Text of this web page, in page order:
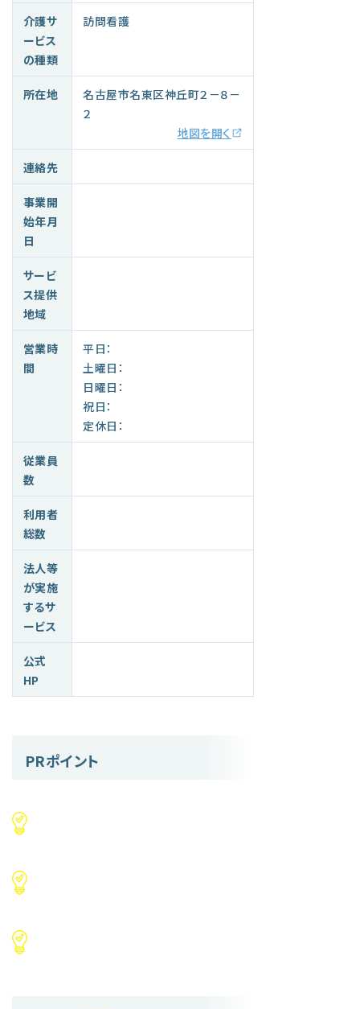
介護サ
ービス
の種類
訪問看護
所在地
名古屋市名東区神丘町２－８－
２
地図を開く
連絡先
事業開
始年月
日
サービ
ス提供
地域
営業時
間
平日：
土曜日：
日曜日：
祝日：
定休日：
従業員
数
利用者
総数
法人等
が実施
するサ
ービス
公式
HP
PRポイント